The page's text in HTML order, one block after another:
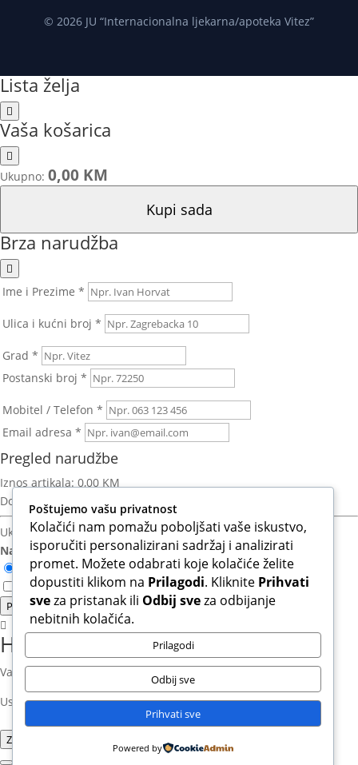
© 2026 JU “Internacionalna ljekarna/apoteka Vitez”
Lista želja
Vaša košarica
Ukupno: 0,00 KM
Kupi sada
Brza narudžba
Ime i Prezime *
Ulica i kućni broj *
Grad *
Postanski broj *
Mobitel / Telefon *
Email adresa *
Pregled narudžbe
Iznos artikala: 0,00 KM
Dostava:
Izračun nakon unosa adrese
Ukupno za platiti: 0,00 KM
Način plaćanja:
Otkupnina (Plaćanje pouzećem)
Slažem se s Uvjetima korištenja i Politikom privatnosti.*
Potvrdi narudzbu
Hvala na povjerenju!
Vaša narudžba je uspješno zaprimljena.
Uskoro ćete na email dobiti potvrdu sa svim detaljima.
Zatvori
Poštujemo vašu privatnost
Kolačići nam pomažu poboljšati vaše iskustvo,
isporučiti personalizirani sadržaj i analizirati
promet. Možete odabrati koje kolačiće želite
dopustiti klikom na Prilagodi. Kliknite Prihvati
sveza pristanak ili Odbij sveza odbijanje
nebitnih kolačića.
Prilagodi
Odbij sve
Prihvati sve
Powered by